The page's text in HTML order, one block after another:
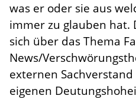
was er oder sie aus
immer zu glauben hat.
sich über das Thema
News/
externen
eigenen